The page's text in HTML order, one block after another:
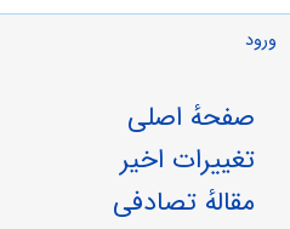
ورود
صفحهٔ اصلی
تغییرات اخیر
مقالهٔ تصادفی